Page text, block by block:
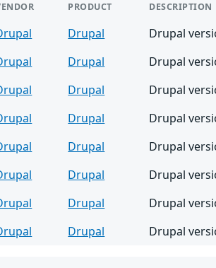
PRODUCT DESCRIPTION
Drupal
Drupal
Drupal
Drupal
Drupal
Drupal
Drupal
Drupal
Drupal
Drupal
Drupal
Drupal
Drupal
Drupal
Drupal Drupal